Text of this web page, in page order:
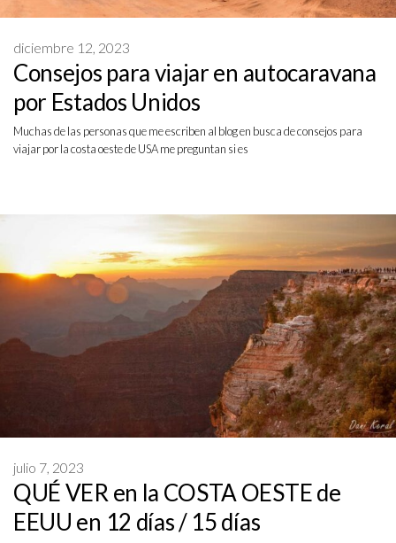
Consejos para viajar en autocaravana
por Estados Unidos
diciembre 12, 2023
Muchas de las personas que me escriben al blog en busca de consejos para
viajar por la costa oeste de USA me preguntan si es
QUÉ VER en la COSTA OESTE de
EEUU en 12 días / 15 días
julio 7, 2023